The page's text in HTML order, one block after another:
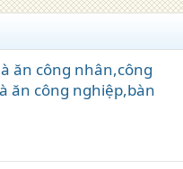
ăn công nhân,công
ăn công nghiệp,bàn